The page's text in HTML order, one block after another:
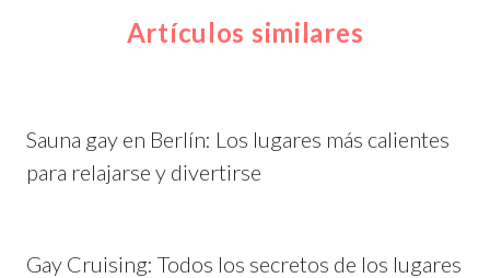
Artículos similares
Sauna gay en Berlín: Los lugares más calientes
para relajarse y divertirse
Gay Cruising: Todos los secretos de los lugares